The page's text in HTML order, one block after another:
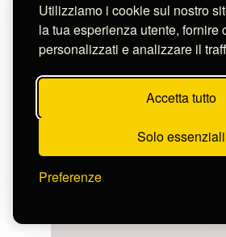
Utilizziamo i cookie sul nostro
la tua esperienza utente, fornire
personalizzati e analizzare il
Accetta tutto
Solo essenziali
Preferenze
Anonimo del XIX secolo
STUDIO DI PANNEGGIO
D-FN2297v